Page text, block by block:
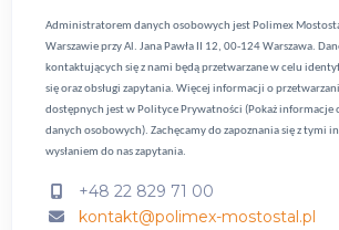
Administratorem danych osobowych jest Polimex
Warszawie przy Al. Jana Pawła II 12, 00-124 Warszawa.
kontaktujących się z nami będą przetwarzane w celu
się oraz obsługi zapytania. Więcej informacji o
dostępnych jest wPolityce Prywatności (Pokaż informacje
danych osobowych). Zachęcamy do zapoznania się z tymi
wysłaniem do nas zapytania.
+48 22 829 71 00
kontakt@polimex-mostostal.pl